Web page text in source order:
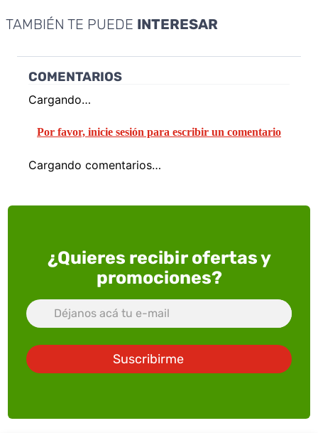
TAMBIÉN TE PUEDE INTERESAR
COMENTARIOS
Cargando…
Por favor, inicie sesión para escribir un comentario
Cargando comentarios…
¿Quieres recibir ofertas y
promociones?
Suscribirme